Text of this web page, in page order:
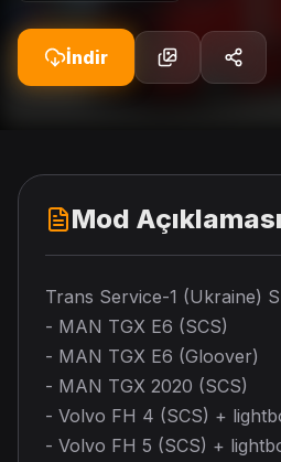
İndir
Mod Açıklaması
Trans Service-1 (Ukraine)
- MAN TGX E6 (SCS)
- MAN TGX E6 (Gloover)
- MAN TGX 2020 (SCS)
- Volvo FH 4 (SCS) +
- Volvo FH 5 (SCS) +